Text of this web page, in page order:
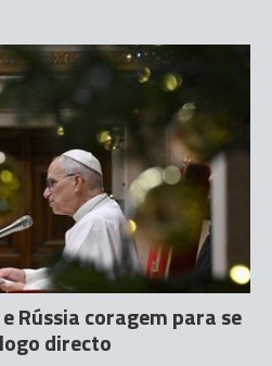
Rússia coragem para se
directo